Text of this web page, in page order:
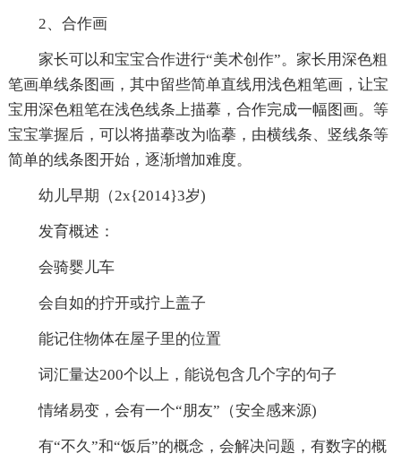
2、合作画
家长可以和宝宝合作进行“美术创作”。家长用深色粗
笔画单线条图画，其中留些简单直线用浅色粗笔画，让宝
宝用深色粗笔在浅色线条上描摹，合作完成一幅图画。等
宝宝掌握后，可以将描摹改为临摹，由横线条、竖线条等
简单的线条图开始，逐渐增加难度。
幼儿早期（2x{2014}3岁)
发育概述：
会骑婴儿车
会自如的拧开或拧上盖子
能记住物体在屋子里的位置
词汇量达200个以上，能说包含几个字的句子
情绪易变，会有一个“朋友”（安全感来源)
有“不久”和“饭后”的概念，会解决问题，有数字的概